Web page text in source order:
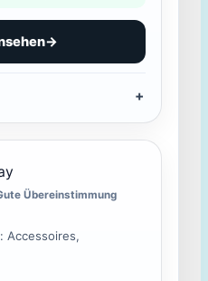
→
Übereinstimmung
Accessoires,